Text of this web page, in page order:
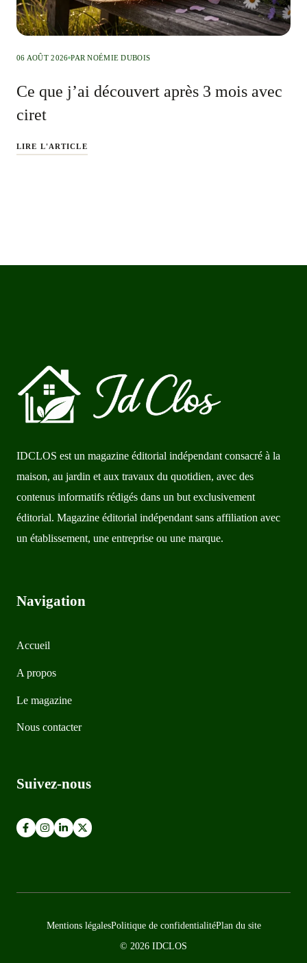
06 AOÛT 2026 PAR NOÉMIE DUBOIS
Ce que j’ai découvert après 3 mois avec
ciret
LIRE L'ARTICLE
IDCLOS est un magazine éditorial indépendant consacré à la
maison, au jardin et aux travaux du quotidien, avec des
contenus informatifs rédigés dans un but exclusivement
éditorial. Magazine éditorial indépendant sans affiliation avec
un établissement, une entreprise ou une marque.
Navigation
Accueil
A propos
Le magazine
Nous contacter
Suivez-nous
© 2026 IDCLOS
Mentions légalesPolitique de confidentialitéPlan du site